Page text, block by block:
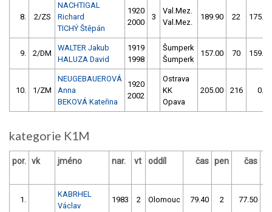
8. 2/ZS
NACHTIGAL
Richard
TICHÝ Štěpán
1920
2000
3
Val.Mez.
Val.Mez.
189.90 22 175.10
9. 2/DM
WALTER Jakub
HALUZA David
1919
1998
Šumperk
Šumperk
157.00 70 159.40
10. 1/ZM
NEUGEBAUEROVÁ
Anna
BEKOVÁ Kateřina
1920
2002
Ostrava
KK
Opava
205.00 216 0.00
kategorie K1M
por. vk jméno nar. vt oddíl čas pen čas
1.
KABRHEL
Václav
1983 2 Olomouc 79.40 2 77.50